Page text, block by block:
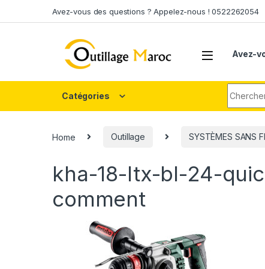
Avez-vous des questions ? Appelez-nous ! 0522262054
Avez-
Catégories
Home Outillage SYSTÈMES SANS
kha-18-ltx-bl-24-
comment